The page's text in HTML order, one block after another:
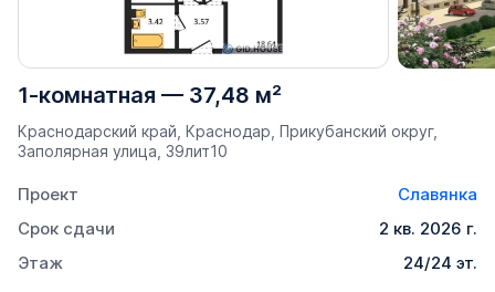
1-комнатная — 37,48 м²
Краснодарский край, Краснодар, Прикубанский округ,
Заполярная улица, 39лит10
Проект
Славянка
Срок сдачи
2 кв. 2026 г.
Этаж
24/24 эт.